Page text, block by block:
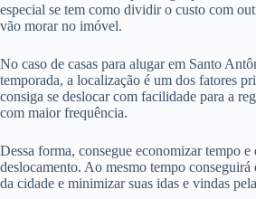
especial se tem como dividir o custo com
vão morar no imóvel.
No caso de casas para alugar em Santo
temporada, a localização é um dos fatores
consiga se deslocar com facilidade para a
com maior frequência.
Dessa forma, consegue economizar tempo
deslocamento. Ao mesmo tempo
da cidade e minimizar suas idas e vindas